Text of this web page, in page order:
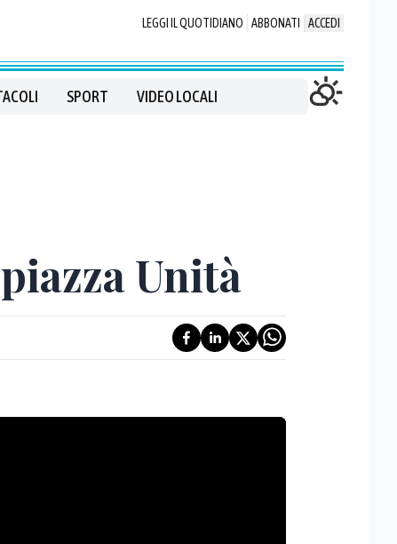
LEGGI IL QUOTIDIANO ABBONATI ACCEDI
SPORT VIDEO LOCALI
Unità